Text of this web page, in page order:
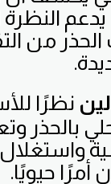
2011، مما
من
نظرًا
بالحذر
حيويًا.